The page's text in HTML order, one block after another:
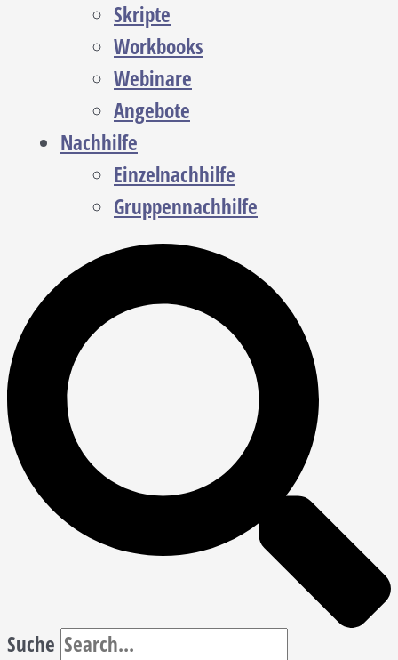
Skripte
Workbooks
Webinare
Angebote
Nachhilfe
Einzelnachhilfe
Gruppennachhilfe
Suche